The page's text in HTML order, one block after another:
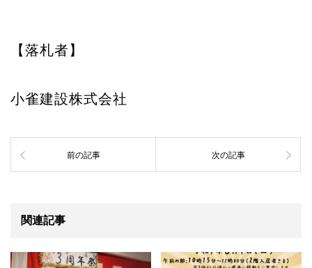
【落札者】
小雀建設株式会社
前の記事 次の記事
関連記事